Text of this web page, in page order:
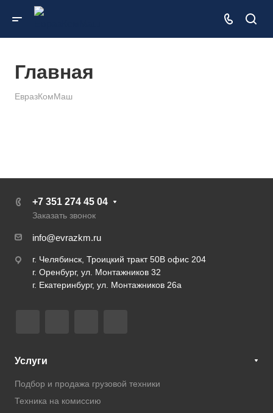
Главная
ЕвразКомМаш
+7 351 274 45 04
Заказать звонок
info@evrazkm.ru
г. Челябинск, Троицкий тракт 50В офис 204
г. Оренбург, ул. Монтажников 32
г. Екатеринбург, ул. Монтажников 26а
Услуги
Подбор и продажа грузовой техники
Техника на комиссию